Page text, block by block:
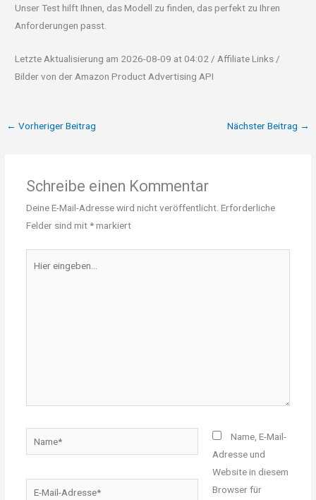
Unser Test hilft Ihnen, das Modell zu finden, das perfekt zu Ihren
Anforderungen passt.
Letzte Aktualisierung am 2026-08-09 at 04:02 / Affiliate Links /
Bilder von der Amazon Product Advertising API
← Vorheriger Beitrag Nächster Beitrag →
Schreibe einen Kommentar
Deine E-Mail-Adresse wird nicht veröffentlicht. Erforderliche
Felder sind mit*markiert
eingeben…
Name, E-Mail-
Adresse und
Website in diesem
Browser für